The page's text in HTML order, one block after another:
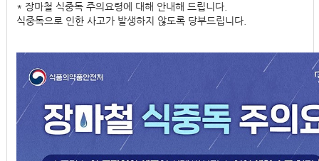
* 장마철 식중독 주의요령에 대해 안내해 드립니다.
식중독으로 인한 사고가 발생하지 않도록 당부드립니다.